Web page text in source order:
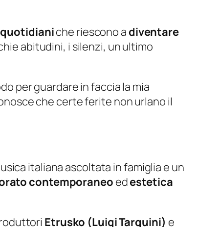
che riescono a diventare
abitudini, i silenzi, un ultimo
per guardare in faccia la mia
che certe ferite non urlano il
italiana ascoltata in famiglia e un
contemporaneoedestetica
Etrusko (Luigi Tarquini) e